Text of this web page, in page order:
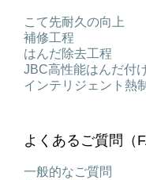
こて先耐久の向上
補修工程
はんだ除去工程
JBC高性能はんだ付
インテリジェント熱
よくあるご質問（
一般的なご質問